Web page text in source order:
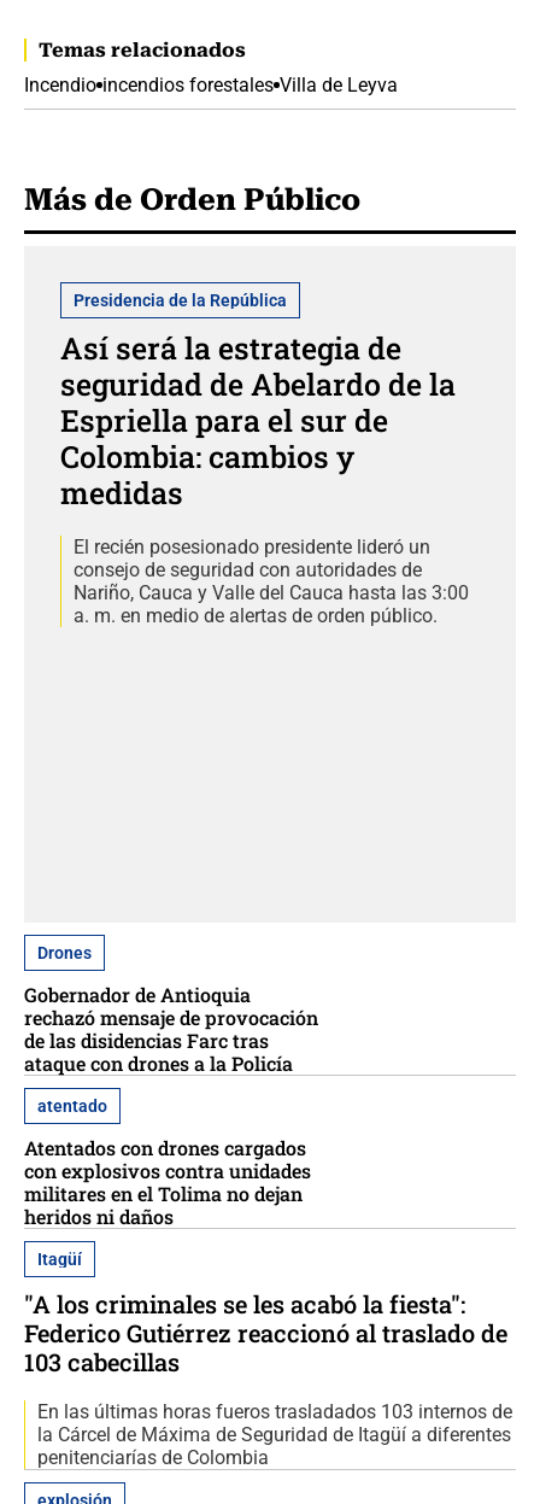
Temas relacionados
Incendio incendios forestales Villa de Leyva
Más de Orden Público
Presidencia de la República
Así será la estrategia de
seguridad de Abelardo de la
Espriella para el sur de
Colombia: cambios y
medidas
El recién posesionado presidente lideró un
consejo de seguridad con autoridades de
Nariño, Cauca y Valle del Cauca hasta las 3:00
a. m. en medio de alertas de orden público.
Drones
Gobernador de Antioquia
rechazó mensaje de provocación
de las disidencias Farc tras
ataque con drones a la Policía
atentado
Atentados con drones cargados
con explosivos contra unidades
militares en el Tolima no dejan
heridos ni daños
Itagüí
"A los criminales se les acabó la fiesta":
Federico Gutiérrez reaccionó al traslado de
103 cabecillas
En las últimas horas fueros trasladados 103 internos de
la Cárcel de Máxima de Seguridad de Itagüí a diferentes
penitenciarías de Colombia